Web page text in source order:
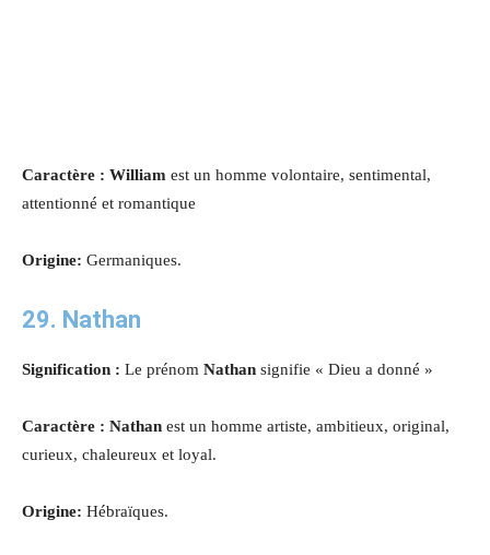
Caractère : William est un homme volontaire, sentimental,
attentionné et romantique
Origine: Germaniques.
29. Nathan
Signification : Le prénom Nathan signifie « Dieu a donné »
Caractère : Nathan est un homme artiste, ambitieux, original,
curieux, chaleureux et loyal.
Origine: Hébraïques.